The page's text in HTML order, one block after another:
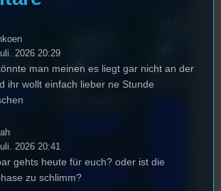
2026
,
Allgemein
Kollekt
Bilal El Kasmi
Stufu
2026 20:29
man meinen es liegt gar nicht an der
ihr wollt einfach lieber ne Stunde
2026 20:41
gehts heute für euch? oder ist die
zu schlimm?